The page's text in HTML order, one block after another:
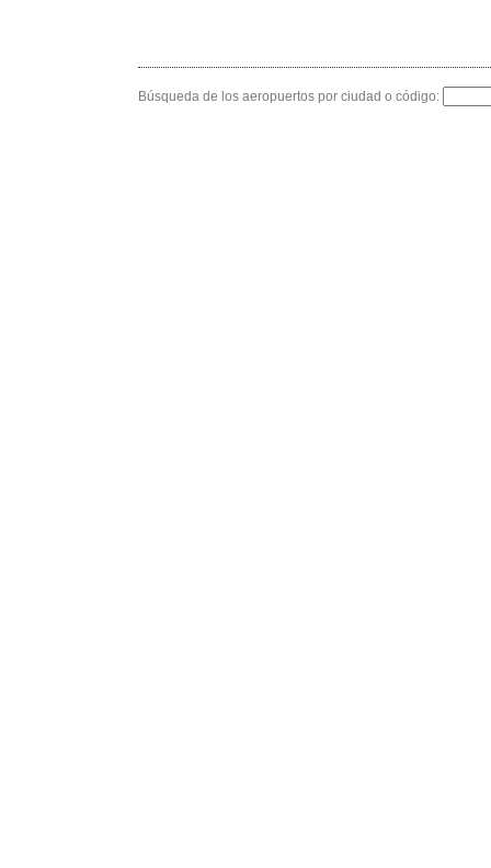
Búsqueda de los aeropuertos por ciudad o código: